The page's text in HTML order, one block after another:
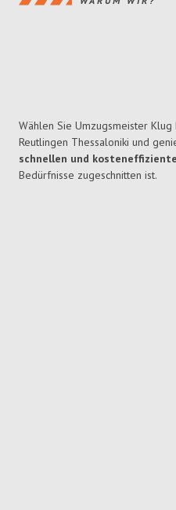
Wählen Sie Umzugsmeister
Reutlingen Thessaloniki und
schnellen und
Bedürfnisse zugeschnitten ist.